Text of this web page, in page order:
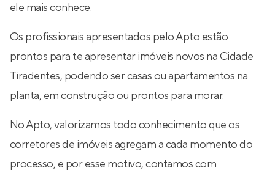
ele mais conhece.
Os profissionais apresentados pelo Apto estão
prontos para te apresentar imóveis novos na Cidade
Tiradentes, podendo ser casas ou apartamentos na
planta, em construção ou prontos para morar.
No Apto, valorizamos todo conhecimento que os
corretores de imóveis agregam a cada momento do
processo, e por esse motivo, contamos com